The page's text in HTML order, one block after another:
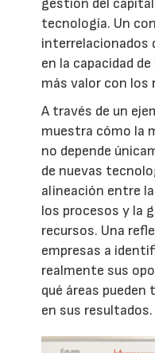
gestión del
tecnología. Un
interrelacionados
en la capacidad
más valor con los
A través de un
muestra cómo la
no depende
de nuevas
alineación entre
los procesos y la
recursos. Una
empresas a
realmente sus
qué áreas
en sus resultados.